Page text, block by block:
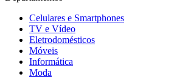
Celulares e Smartphones
TV e Vídeo
Eletrodomésticos
Móveis
Informática
Moda